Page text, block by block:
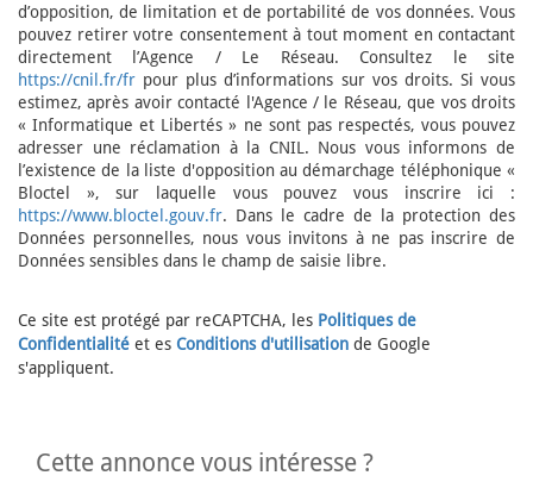
d’opposition, de limitation et de portabilité de vos données. Vous
pouvez retirer votre consentement à tout moment en contactant
directement l’Agence / Le Réseau. Consultez le site
https://cnil.fr/fr pour plus d’informations sur vos droits. Si vous
estimez, après avoir contacté l'Agence / le Réseau, que vos droits
« Informatique et Libertés » ne sont pas respectés, vous pouvez
adresser une réclamation à la CNIL. Nous vous informons de
l’existence de la liste d'opposition au démarchage téléphonique «
Bloctel », sur laquelle vous pouvez vous inscrire ici :
https://www.bloctel.gouv.fr. Dans le cadre de la protection des
Données personnelles, nous vous invitons à ne pas inscrire de
Données sensibles dans le champ de saisie libre.
Ce site est protégé par reCAPTCHA, les Politiques de
Confidentialité et es Conditions d'utilisation de Google
s'appliquent.
cette annonce vous intéresse ?